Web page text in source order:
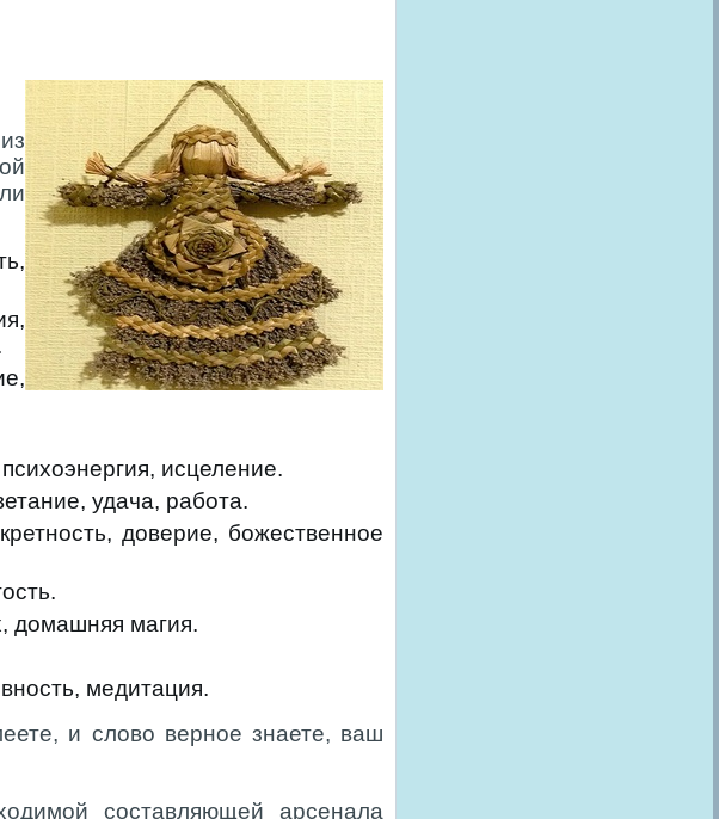
исцеление.
удача, работа.
доверие, божественное
домашняя магия.
медитация.
и слово верное знаете, ваш
составляющей арсенала